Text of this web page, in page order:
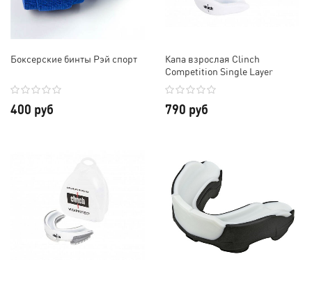
Боксерские бинты Рэй спорт
400 руб
Капа взрослая Clinch
Competition Single Layer
Mouthguard
790 руб